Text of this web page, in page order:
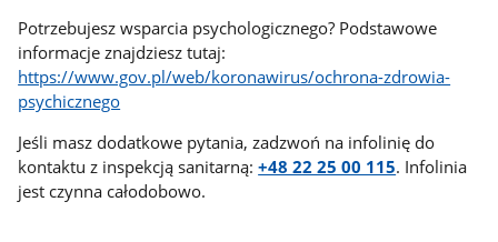
Potrzebujesz wsparcia psychologicznego? Podstawowe
informacje znajdziesz tutaj:
https://www.gov.pl/web/koronawirus/ochrona-zdrowia-
psychicznego
Jeśli masz dodatkowe pytania, zadzwoń na infolinię do
kontaktu z inspekcją sanitarną:+48 22 25 00 115. Infolinia
jest czynna całodobowo.